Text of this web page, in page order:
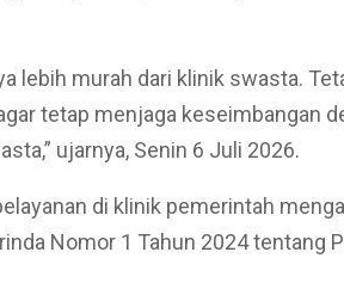
lebih murah dari klinik swasta.
tetap menjaga keseimbangan
ujarnya, Senin 6 Juli 2026.
di klinik pemerintah
Nomor 1 Tahun 2024 tentang